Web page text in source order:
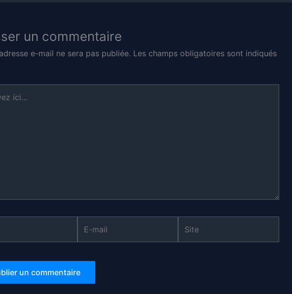
un commentaire
e-mail ne sera pas publiée. Les champs obligatoires sont indiqués
mail